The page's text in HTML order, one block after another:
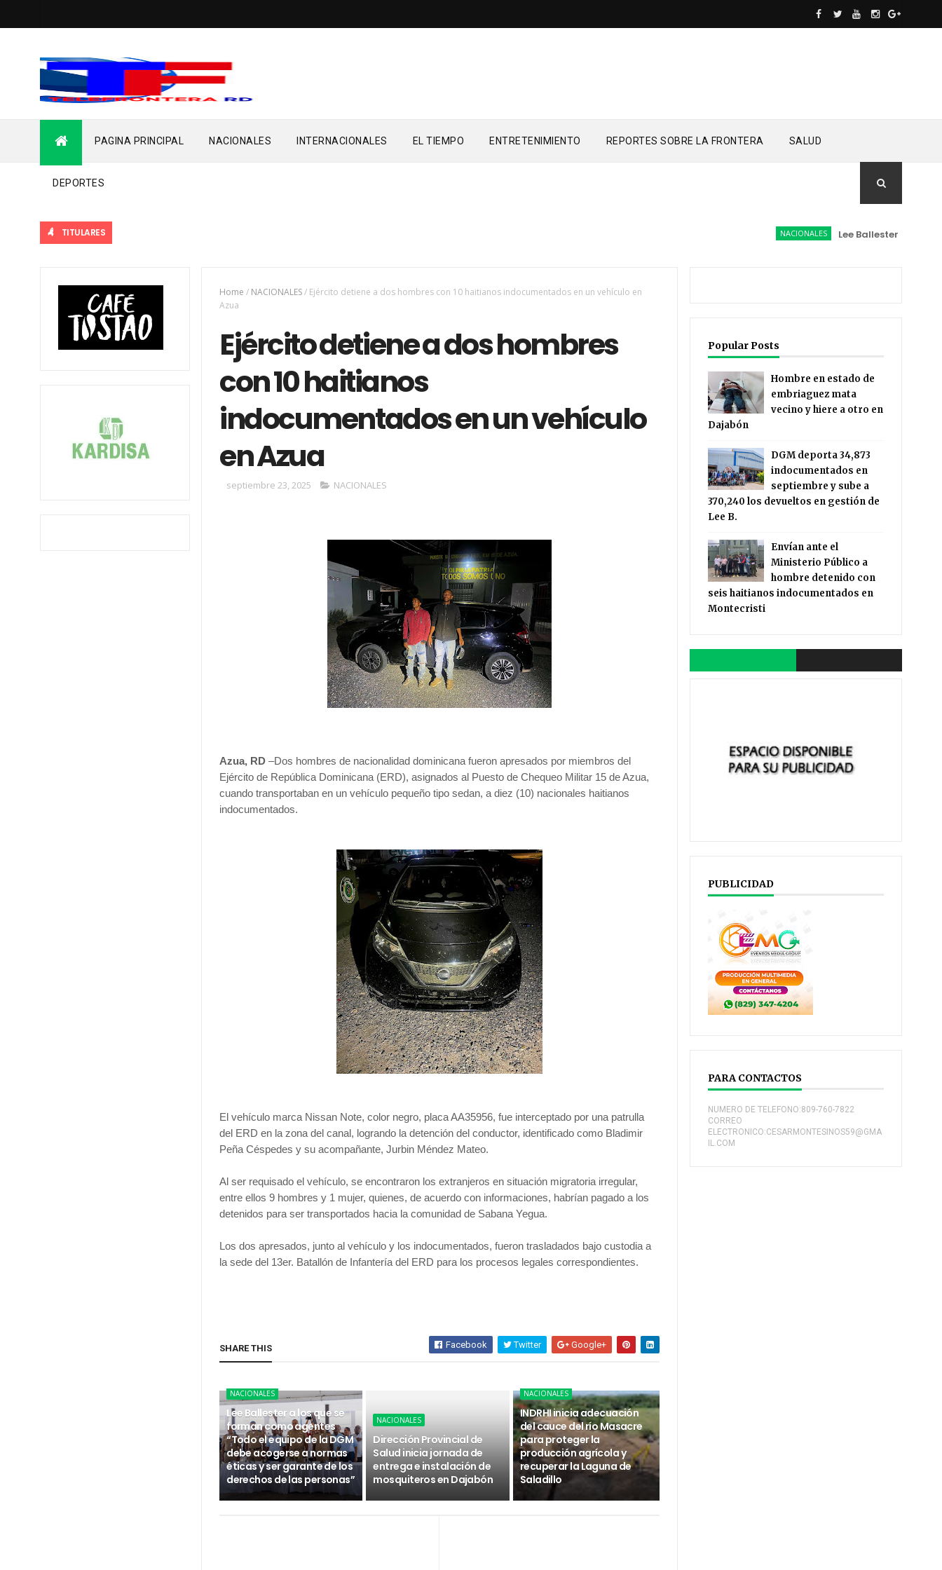
PAGINA PRINCIPAL NACIONALES INTERNACIONALES EL TIEMPO ENTRETENIMIENTO REPORTES SOBRE LA FRONTERA SALUD
DEPORTES
TITULARES NACIONALES Lee Ballester a los que
Home / NACIONALES/ Ejército detiene a dos hombres con 10 haitianos indocumentados en un vehículo en
Azua
Ejército detiene a dos hombres
con 10 haitianos
indocumentados en un vehículo
en Azua
septiembre 23, 2025 NACIONALES
Azua, RD –Dos hombres de nacionalidad dominicana fueron apresados por miembros del
Ejército de República Dominicana (ERD), asignados al Puesto de Chequeo Militar 15 de Azua,
cuando transportaban en un vehículo pequeño tipo sedan, a diez (10) nacionales haitianos
indocumentados.
El vehículo marca Nissan Note, color negro, placa AA35956, fue interceptado por una patrulla
del ERD en la zona del canal, logrando la detención del conductor, identificado como Bladimir
Peña Céspedes y su acompañante, Jurbin Méndez Mateo.
Al ser requisado el vehículo, se encontraron los extranjeros en situación migratoria irregular,
entre ellos 9 hombres y 1 mujer, quienes, de acuerdo con informaciones, habrían pagado a los
detenidos para ser transportados hacia la comunidad de Sabana Yegua.
Los dos apresados, junto al vehículo y los indocumentados, fueron trasladados bajo custodia a
la sede del 13er. Batallón de Infantería del ERD para los procesos legales correspondientes.
SHARE THIS Facebook Twitter Google+
NACIONALES
Lee Ballester a los que se
forman como agentes
“Todo el equipo de la DGM
debe acogerse a normas
éticas y ser garante de los
derechos de las personas”
NACIONALES
Dirección Provincial de
Salud inicia jornada de
entrega e instalación de
mosquiteros en Dajabón
NACIONALES
INDRHI inicia adecuación
del cauce del río Masacre
para proteger la
producción agrícola y
recuperar la Laguna de
Saladillo
Popular Posts
Hombre en estado de
embriaguez mata
vecino y hiere a otro en
Dajabón
DGM deporta 34,873
indocumentados en
septiembre y sube a
370,240 los devueltos en gestión de
Lee B.
Envían ante el
Ministerio Público a
hombre detenido con
seis haitianos indocumentados en
Montecristi
PUBLICIDAD
PARA CONTACTOS
NUMERO DE TELEFONO:809-760-7822
CORREO
ELECTRONICO:CESARMONTESINOS59@GMA
IL.COM